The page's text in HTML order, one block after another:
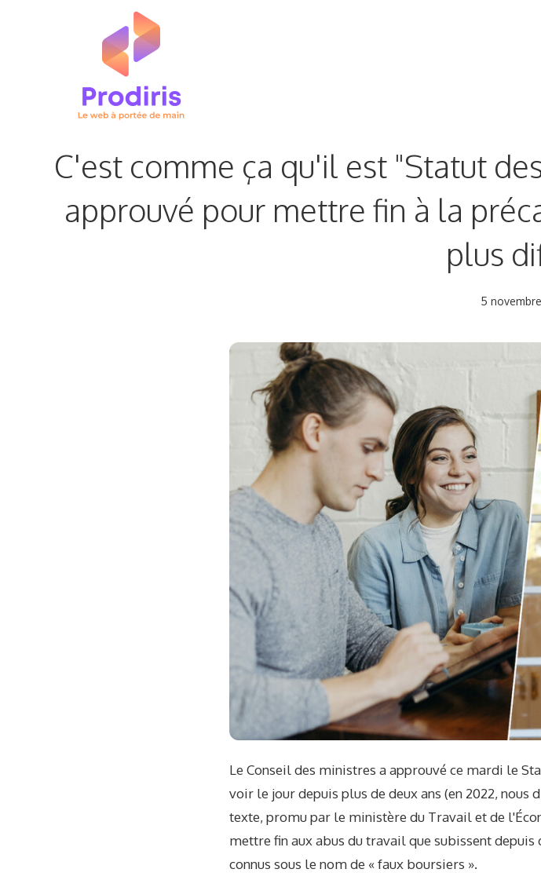
C'est comme ça qu'il est "Statut
approuvé pour mettre fin à la
plus
5
Le Conseil des ministres a approuvé ce mardi le
voir le jour depuis plus de deux ans (en 2022, nous
texte, promu par le ministère du Travail et de
mettre fin aux abus du travail que subissent
connus sous le nom de « faux boursiers ».